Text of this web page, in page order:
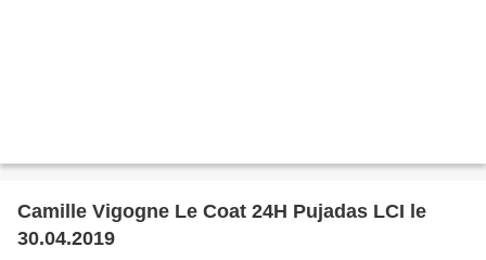
Camille Vigogne Le Coat 24H Pujadas LCI le
30.04.2019